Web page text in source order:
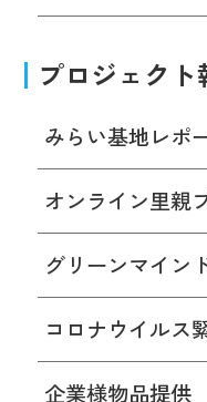
プロジェクト
みらい基地レポ
オンライン里親
グリーンマイン
コロナウイルス
企業様物品提供